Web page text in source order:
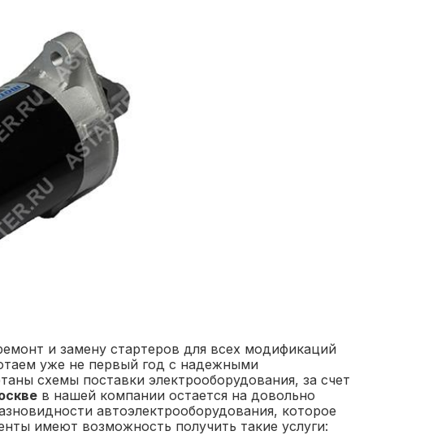
и замену стартеров для всех модификаций
уже не первый год с надежными
схемы поставки электрооборудования, за счет
в нашей компании остается на довольно
автоэлектрооборудования, которое
имеют возможность получить такие услуги: